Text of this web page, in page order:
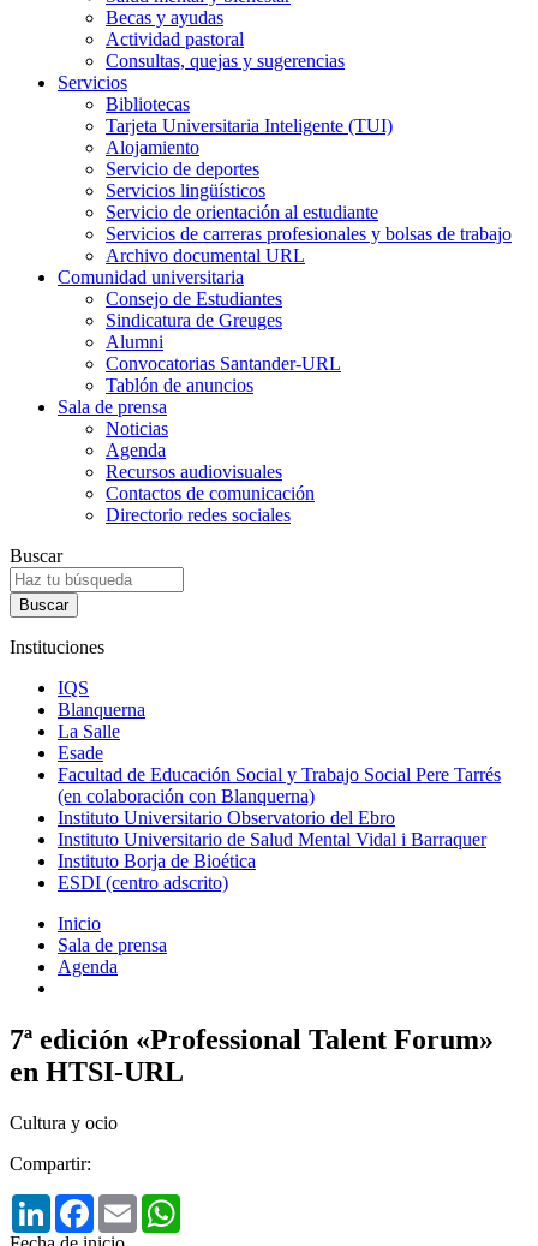
Becas y ayudas
Actividad pastoral
Consultas, quejas y sugerencias
Servicios
Bibliotecas
Tarjeta Universitaria Inteligente (TUI)
Alojamiento
Servicio de deportes
Servicios lingüísticos
Servicio de orientación al estudiante
Servicios de carreras profesionales y bolsas de trabajo
Archivo documental URL
Comunidad universitaria
Consejo de Estudiantes
Sindicatura de Greuges
Alumni
Convocatorias Santander-URL
Tablón de anuncios
Sala de prensa
Noticias
Agenda
Recursos audiovisuales
Contactos de comunicación
Directorio redes sociales
Buscar
Instituciones
IQS
Blanquerna
La Salle
Esade
Facultad de Educación Social y Trabajo Social Pere Tarrés
(en colaboración con Blanquerna)
Instituto Universitario Observatorio del Ebro
Instituto Universitario de Salud Mental Vidal i Barraquer
Instituto Borja de Bioética
ESDI (centro adscrito)
Inicio
Sala de prensa
Agenda
7ª edición «Professional Talent Forum»
en HTSI-URL
Cultura y ocio
Compartir:
LinkedInFacebook
Email